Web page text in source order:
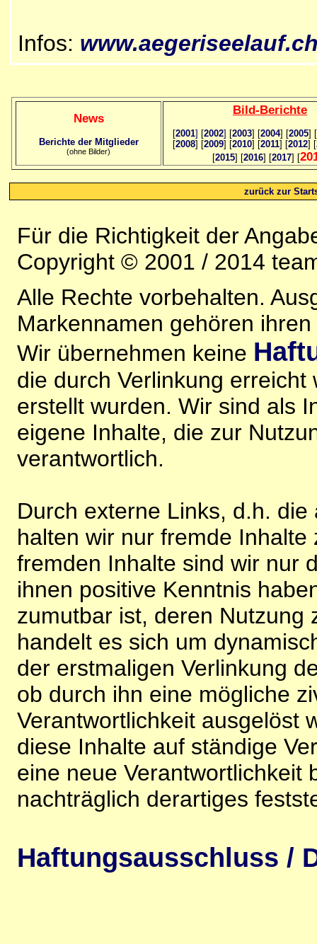
Infos:
News
Berichte der Mitglieder
(ohne Bilder)
Bild-Berichte
[2001] [2002] [2003] [2004] [2005] [
[2008] [2009] [2010] [2011] [2012] [
[2015] [2016] [2017] [
zurück zur
Für die Richtigkeit der
Copyright © 2001 / 2014
Alle Rechte vorbehalten.
Markennamen gehören
Wir übernehmen keine
die durch Verlinkung
erstellt wurden. Wir sind als
eigene Inhalte, die zur
verantwortlich.
Durch externe Links, d.h.
halten wir nur fremde
fremden Inhalte sind wir nur
ihnen positive Kenntnis
zumutbar ist, deren Nutzung
handelt es sich um
der erstmaligen Verlinkung
ob durch ihn eine mögliche
Verantwortlichkeit ausgelöst
diese Inhalte auf ständige
eine neue Verantwortlichkeit
nachträglich derartiges
Haftungsausschluss /